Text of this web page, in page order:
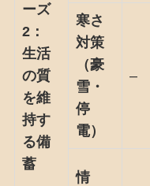
ーズ
2：
生活
の質
を維
持す
る備
蓄
寒さ
対策
（豪
雪・
停
電）
–
情